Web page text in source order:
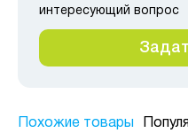
интересующий вопрос
Похожие товары